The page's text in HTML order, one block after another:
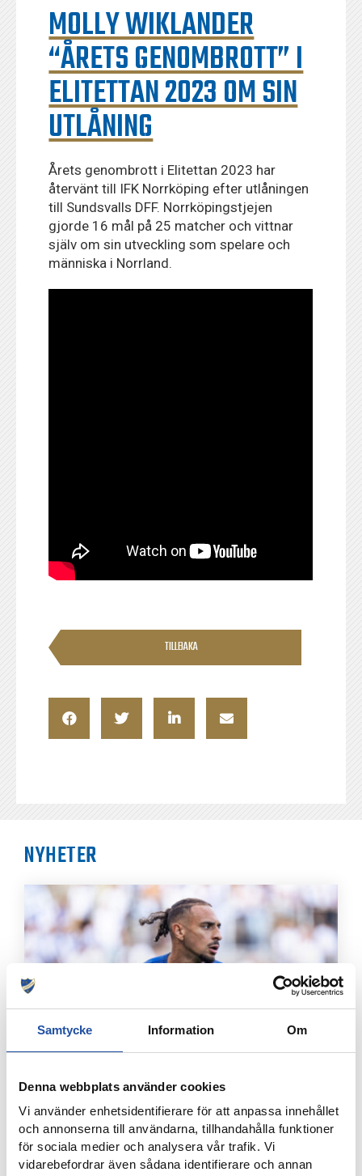
Samtycke Information Om
Denna webbplats använder cookies
Vi använder enhetsidentifierare för att anpassa innehållet
och annonserna till användarna, tillhandahålla funktioner
för sociala medier och analysera vår trafik. Vi
vidarebefordrar även sådana identifierare och annan
MOLLY WIKLANDER
“ÅRETS GENOMBROTT” I
ELITETTAN 2023 OM SIN
UTLÅNING
Årets genombrott i Elitettan 2023 har
återvänt till IFK Norrköping efter utlåningen
till Sundsvalls DFF. Norrköpingstjejen
gjorde 16 mål på 25 matcher och vittnar
själv om sin utveckling som spelare och
människa i Norrland.
TILLBAKA
NYHETER
IFK-TRUPPEN MOT IK BRAGE